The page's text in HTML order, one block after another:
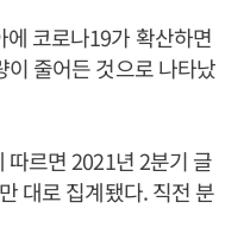
코로나19가 확산하면
줄어든 것으로 나타났
르면 2021년 2분기 글
대로 집계됐다. 직전 분